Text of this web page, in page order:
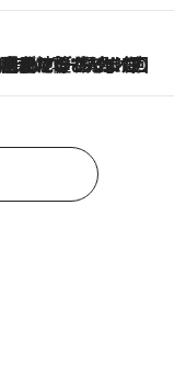
手に再ブーム
の高速歌唱まで…さだまさし（74）のアグレッシブすぎる現在地